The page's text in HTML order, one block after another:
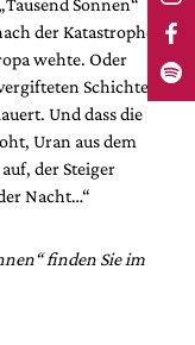
der Katastrophe
wehte. Oder
Schichten
Und dass die
Uran aus dem
der Steiger
Nacht…“
finden Sie im